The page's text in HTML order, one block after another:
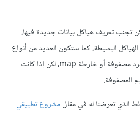
تجنب تعريف هياكل بيانات جديدة فيها،
البسيطة، كما ستكون العديد من أنواع
البيانات معقدةً أكثر من مجرد مصفوفة أو خارطة map، لكن إذا كانت
المصفوفة.
الذي تعرضنا له في مقالمشروع تطبيقي